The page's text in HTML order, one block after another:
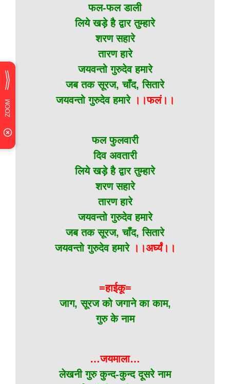
फल-फल डाली
लिये खड़े है द्वार तुम्हारे
शरण सहारे
तारण हारे
जयवन्तो गुरुदेव हमारे
जब तक सूरज, चाँद, सितारे
जयवन्तो गुरुदेव हमारे ।।फलं।।
फल फुलवारी
दिव अवतारी
लिये खड़े है द्वार तुम्हारे
शरण सहारे
तारण हारे
जयवन्तो गुरुदेव हमारे
जब तक सूरज, चाँद, सितारे
जयवन्तो गुरुदेव हमारे।।अर्घ्यं।।
=हाईकू=
जाग, सूरज को जगाने का काम,
गुरु के नाम
…जयमाला…
लेखनी गुरु कुन्द-कुन्द दूसरे नाम